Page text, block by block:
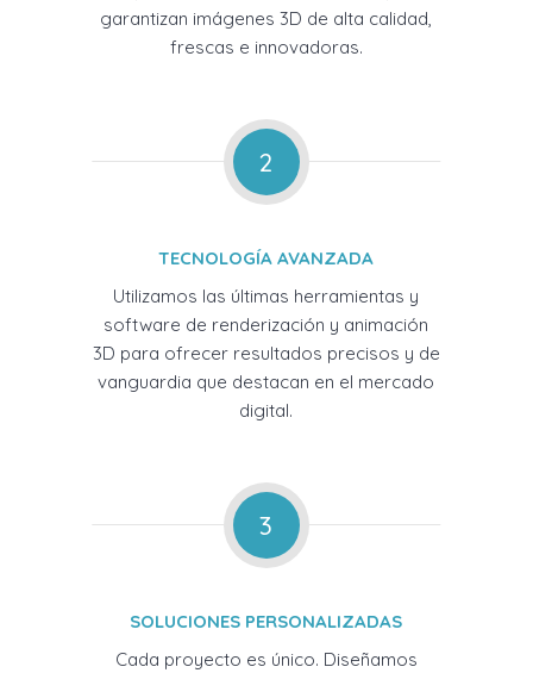
garantizan imágenes 3D de alta calidad,
frescas e innovadoras.
2
TECNOLOGÍA AVANZADA
Utilizamos las últimas herramientas y
software de renderización y animación
3D para ofrecer resultados precisos y de
vanguardia que destacan en el mercado
digital.
3
SOLUCIONES PERSONALIZADAS
Cada proyecto es único. Diseñamos